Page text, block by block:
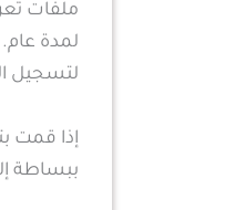
ملفات
لمدة
لتسجيل
إذا قمت
ببساطة إلى